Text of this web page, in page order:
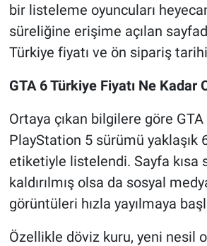
bir listeleme oyuncuları
süreliğine erişime açılan
Türkiye fiyatı ve ön sipariş
GTA 6 Türkiye Fiyatı Ne Kadar
Ortaya çıkan bilgilere göre GTA
PlayStation 5 sürümü yaklaşık
etiketiyle listelendi. Sayfa kısa
kaldırılmış olsa da sosyal
görüntüleri hızla yayılmaya
Özellikle döviz kuru, yeni nesil